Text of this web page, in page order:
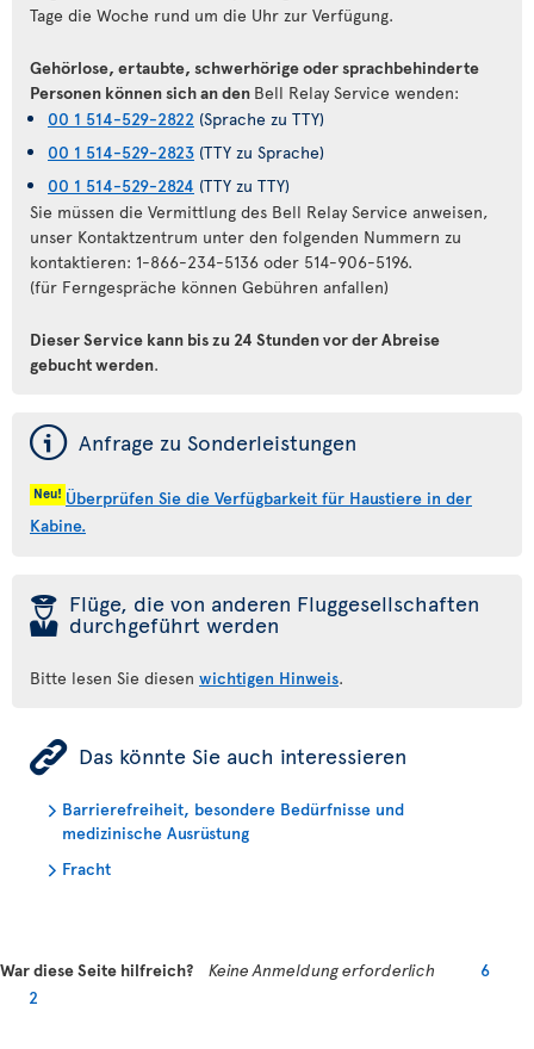
Tage die Woche rund um die Uhr zur Verfügung.
Gehörlose, ertaubte, schwerhörige oder sprachbehinderte
Personen können sich an den Bell Relay Service wenden:
00 1 514-529-2822 (Sprache zu TTY)
00 1 514-529-2823 (TTY zu Sprache)
00 1 514-529-2824 (TTY zu TTY)
Sie müssen die Vermittlung des Bell Relay Service anweisen,
unser Kontaktzentrum unter den folgenden Nummern zu
kontaktieren: 1-866-234-5136 oder 514-906-5196.
(für Ferngespräche können Gebühren anfallen)
Dieser Service kann bis zu 24 Stunden vor der Abreise
gebucht werden.
ý Anfrage zu Sonderleistungen
Neu! Überprüfen Sie die Verfügbarkeit für Haustiere in der
Kabine.
þ Flüge, die von anderen Fluggesellschaften
durchgeführt werden
Bitte lesen Sie diesen wichtigen Hinweis.
ÿ Das könnte Sie auch interessieren
Barrierefreiheit, besondere Bedürfnisse und
medizinische Ausrüstung
Fracht
War diese Seite hilfreich? Keine Anmeldung erforderlich
6
2